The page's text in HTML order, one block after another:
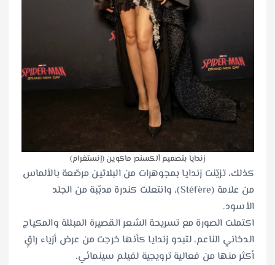
زندايا بتصميم ألكسندر ماكوين (إنستغرام)
كذلك، تزيّنت زندايا بمجوهرات من البلاتين مرصّعة بالألماس
من علامة (Stéfère)، وانتعلت كندرة مدبّبة من الجلد
الأسود.
اكتملت الصورة مع تسريحة الشعر القصيرة المبللة والمكياج
الدخاني الناعم، لتبدو زندايا كأنها خرجت من عرض أزياء راقٍ
أكثر منها من فعالية ترويجية لفيلم سينمائي.